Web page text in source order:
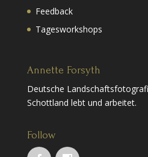
Feedback
Tagesworkshops
Annette Forsyth
Deutsche
Schottland lebt und arbeitet.
Follow